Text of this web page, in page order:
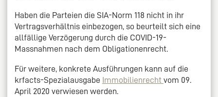
Haben die Parteien die SIA-Norm 118 nicht in ihr
Vertragsverhältnis einbezogen, so beurteilt sich eine
allfällige Verzögerung durch die COVID-19-
Massnahmen nach dem Obligationenrecht.
Für weitere, konkrete Ausführungen kann auf die
krfacts-Spezialausgabe Immobilienrecht vom 09.
April 2020 verwiesen werden.